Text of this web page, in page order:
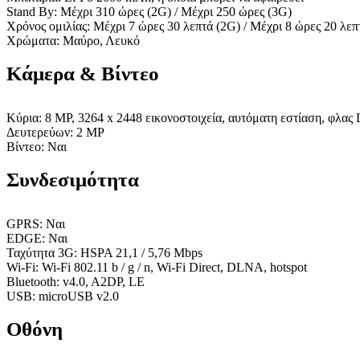
Stand By: Μέχρι 310 ώρες (2G) / Μέχρι 250 ώρες (3G)
Χρόνος ομιλίας: Μέχρι 7 ώρες 30 λεπτά (2G) / Μέχρι 8 ώρες 20
Χρώματα: Μαύρο, Λευκό
Κάμερα & Βίντεο
Κύρια: 8 MP, 3264 x 2448 εικονοστοιχεία, αυτόματη εστίαση, φλας
Δευτερεύων: 2 MP
Βίντεο: Ναι
Συνδεσιμότητα
GPRS: Ναι
EDGE: Ναι
Ταχύτητα 3G: HSPA 21,1 / 5,76 Mbps
Wi-Fi: Wi-Fi 802.11 b / g / n, Wi-Fi Direct, DLNA, hotspot
Bluetooth: v4.0, A2DP, LE
USB: microUSB v2.0
Οθόνη